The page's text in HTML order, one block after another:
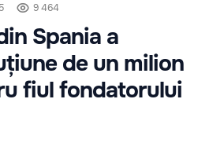
9 464
Spania a
de un milion
fiul fondatorului